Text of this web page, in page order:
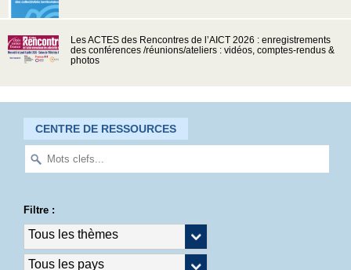
Les ACTES des Rencontres de l’AICT 2026 : enregistrements
des conférences /réunions/ateliers : vidéos, comptes-rendus &
photos
CENTRE DE RESSOURCES
Filtre :